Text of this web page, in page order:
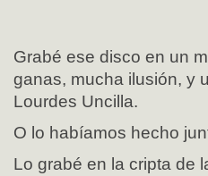
Grabé ese disco en un
ganas, mucha ilusión, y
Lourdes Uncilla.
O lo habíamos hecho
Lo grabé en la cripta de